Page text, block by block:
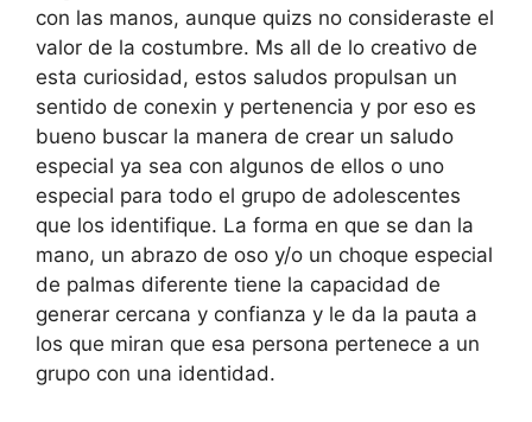
con las manos, aunque quizs no consideraste el
valor de la costumbre. Ms all de lo creativo de
esta curiosidad, estos saludos propulsan un
sentido de conexin y pertenencia y por eso es
bueno buscar la manera de crear un saludo
especial ya sea con algunos de ellos o uno
especial para todo el grupo de adolescentes
que los identifique. La forma en que se dan la
mano, un abrazo de oso y/o un choque especial
de palmas diferente tiene la capacidad de
generar cercana y confianza y le da la pauta a
los que miran que esa persona pertenece a un
grupo con una identidad.